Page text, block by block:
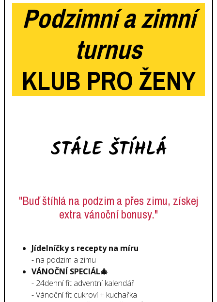
Podzimní a zimní
turnus
KLUB PRO ŽENY
STÁLE ŠTÍHLÁ
"Buď štíhlá na podzim a přes zimu, získej
extra vánoční bonusy."
Jídelníčky s recepty na míru
- na podzim a zimu
VÁNOČNÍ SPECIÁL🎄
- 24denní fit adventní kalendář
- Vánoční fit cukroví + kuchařka